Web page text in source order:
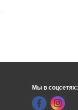
Мы в соцсетях: